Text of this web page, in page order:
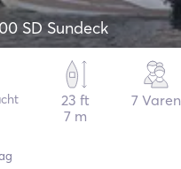
SD Sundeck
23 ft
7 m
7 Varen